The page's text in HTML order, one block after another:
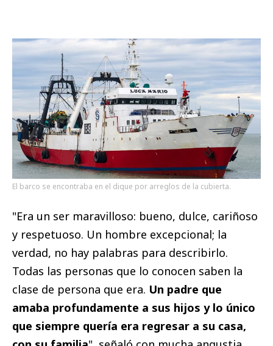
El barco se encontraba en el dique por arreglos de la cubierta.
"Era un ser maravilloso: bueno, dulce, cariñoso
y respetuoso. Un hombre excepcional; la
verdad, no hay palabras para describirlo.
Todas las personas que lo conocen saben la
clase de persona que era. Un padre que
amaba profundamente a sus hijos y lo único
que siempre quería era regresar a su casa,